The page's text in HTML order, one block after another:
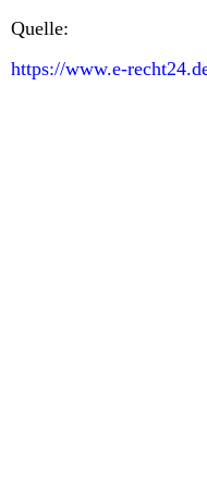
Quelle:
https://www.e-